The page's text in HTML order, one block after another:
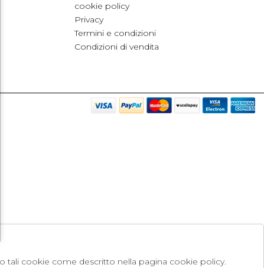
cookie policy
Privacy
Termini e condizioni
Condizioni di vendita
tali cookie come descritto nella pagina cookie policy.